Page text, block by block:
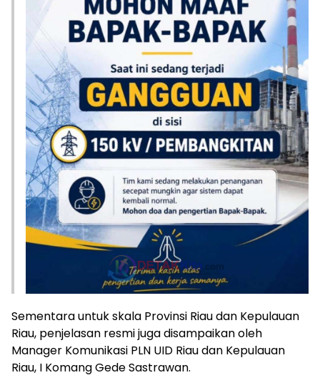
Sementara untuk skala Provinsi Riau dan Kepulauan
Riau, penjelasan resmi juga disampaikan oleh
Manager Komunikasi PLN UID Riau dan Kepulauan
Riau, I Komang Gede Sastrawan.